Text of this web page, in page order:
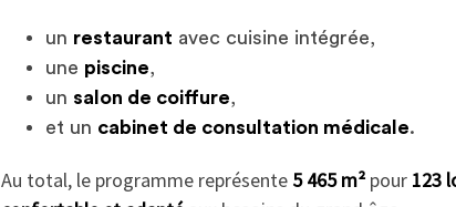
un restaurant avec cuisine intégrée,
une piscine,
un salon de coiffure,
et un cabinet de consultation médicale.
Au total, le programme représente 5 465 m²pour 123